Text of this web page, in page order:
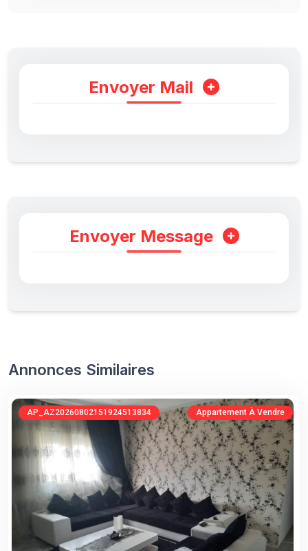
Envoyer Mail
Envoyer Message
Annonces Similaires
AP_AZ20260802151924513834 Appartement À Vendre